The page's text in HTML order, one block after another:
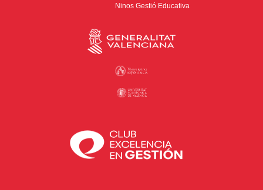
Ninos Gestió Educativa